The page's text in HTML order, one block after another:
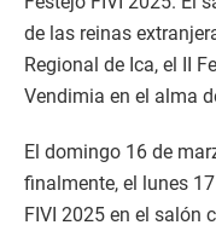
de las reinas
Regional de Ica, el II
Vendimia en el alma
El domingo 16 de
finalmente, el lunes
FIVI 2025 en el salón